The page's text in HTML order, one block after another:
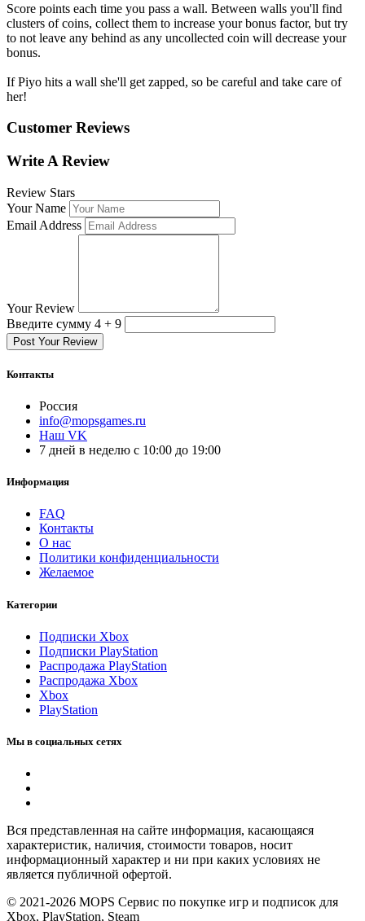
Score points each time you pass a wall. Between walls you'll find
clusters of coins, collect them to increase your bonus factor, but try
to not leave any behind as any uncollected coin will decrease your
bonus.
If Piyo hits a wall she'll get zapped, so be careful and take care of
her!
Customer Reviews
Write A Review
Review Stars
Your Name
Email Address
Your Review
Введите сумму 4 + 9
Post Your Review
Контакты
Россия
info@mopsgames.ru
Наш VK
7 дней в неделю с 10:00 до 19:00
Информация
FAQ
Контакты
О нас
Политики конфиденциальности
Желаемое
Категории
Подписки Xbox
Подписки PlayStation
Распродажа PlayStation
Распродажа Xbox
Xbox
PlayStation
Мы в социальных сетях
Вся представленная на сайте информация, касающаяся
характеристик, наличия, стоимости товаров, носит
информационный характер и ни при каких условиях не
является публичной офертой.
© 2021-2026 MOPS Сервис по покупке игр и подписок для
Xbox, PlayStation, Steam